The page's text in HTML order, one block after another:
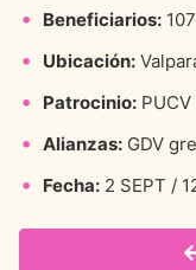
Beneficiarios: 107
Ubicación:
Patrocinio:
Alianzas: GDV
Fecha: 2 SEPT /